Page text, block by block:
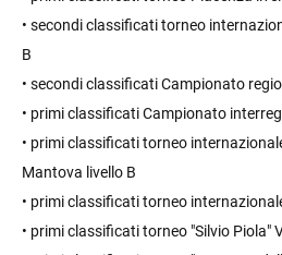
• secondi classificati torneo
B
• secondi classificati Campionato
• primi classificati Campionato
• primi classificati torneo
Mantova livello B
• primi classificati torneo
• primi classificati torneo "Silvio Piola"